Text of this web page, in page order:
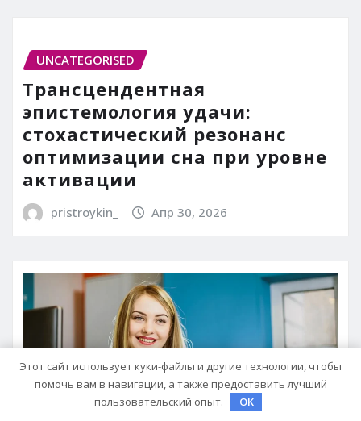
UNCATEGORISED
Трансцендентная
эпистемология удачи:
стохастический резонанс
оптимизации сна при уровне
активации
pristroykin_ Апр 30, 2026
Этот сайт использует куки-файлы и другие технологии, чтобы
помочь вам в навигации, а также предоставить лучший
пользовательский опыт.
OK